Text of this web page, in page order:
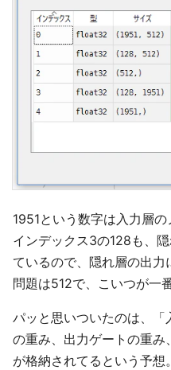
1951という数字は入力層の
インデックス3の128も、
ているので、隠れ層の出力
問題は512で、こいつが一
パッと思いついたのは、「
の重み、出力ゲートの重
が格納されてるという予想。